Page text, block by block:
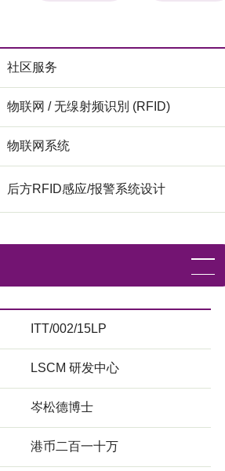
社区服务
物联网 / 无缐射频识別 (RFID)
物联网系统
后方RFID感应/报警系统设计
ITT/002/15LP
LSCM 研发中心
岑松德博士
港币二百一十万